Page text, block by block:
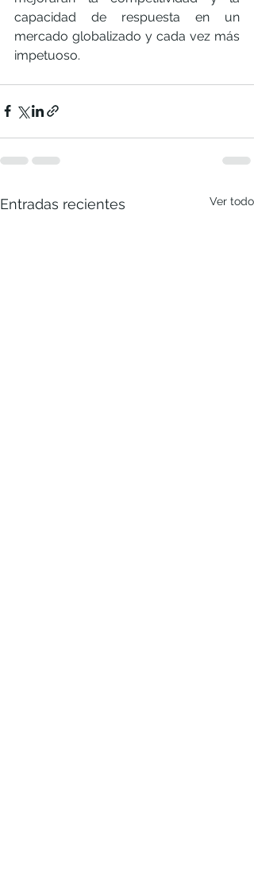
capacidad de respuesta en un
mercado globalizado y cada vez más
impetuoso.
Entradas recientes Ver todo